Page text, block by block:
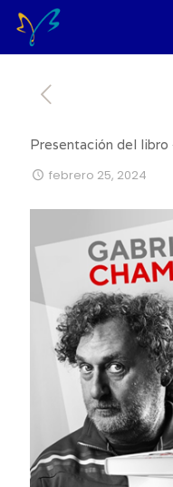
Presentación del
febrero 25, 2024